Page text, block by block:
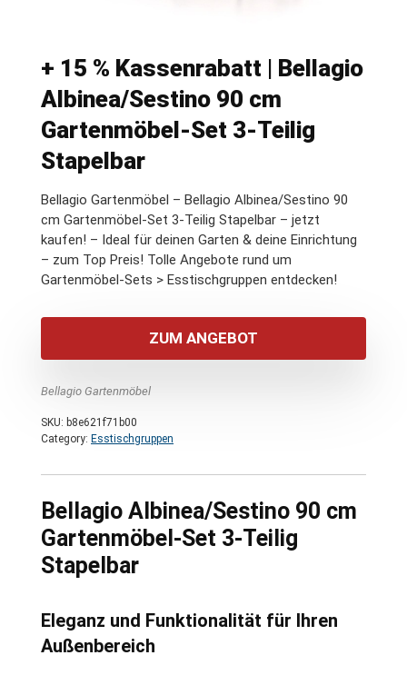
+ 15 % Kassenrabatt | Bellagio
Albinea/Sestino 90 cm
Gartenmöbel-Set 3-Teilig
Stapelbar
Bellagio Gartenmöbel – Bellagio Albinea/Sestino 90
cm Gartenmöbel-Set 3-Teilig Stapelbar – jetzt
kaufen! – Ideal für deinen Garten & deine Einrichtung
– zum Top Preis! Tolle Angebote rund um
Gartenmöbel-Sets > Esstischgruppen entdecken!
ZUM ANGEBOT
Bellagio Gartenmöbel
SKU: b8e621f71b00
Category: Esstischgruppen
Bellagio Albinea/Sestino 90 cm
Gartenmöbel-Set 3-Teilig
Stapelbar
Eleganz und Funktionalität für Ihren
Außenbereich